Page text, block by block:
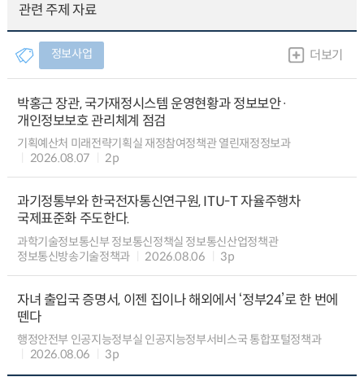
관련 주제 자료
정보사업 더보기
박홍근 장관, 국가재정시스템 운영현황과 정보보안·
개인정보보호 관리체계 점검
기획예산처 미래전략기획실 재정참여정책관 열린재정정보과
2026.08.07
2p
과기정통부와 한국전자통신연구원, ITU-T 자율주행차
국제표준화 주도한다.
과학기술정보통신부 정보통신정책실 정보통신산업정책관
정보통신방송기술정책과
2026.08.06 3p
자녀 출입국 증명서, 이젠 집이나 해외에서 ‘정부24’로 한 번에
뗀다
행정안전부 인공지능정부실 인공지능정부서비스국 통합포털정책과
2026.08.06
3p